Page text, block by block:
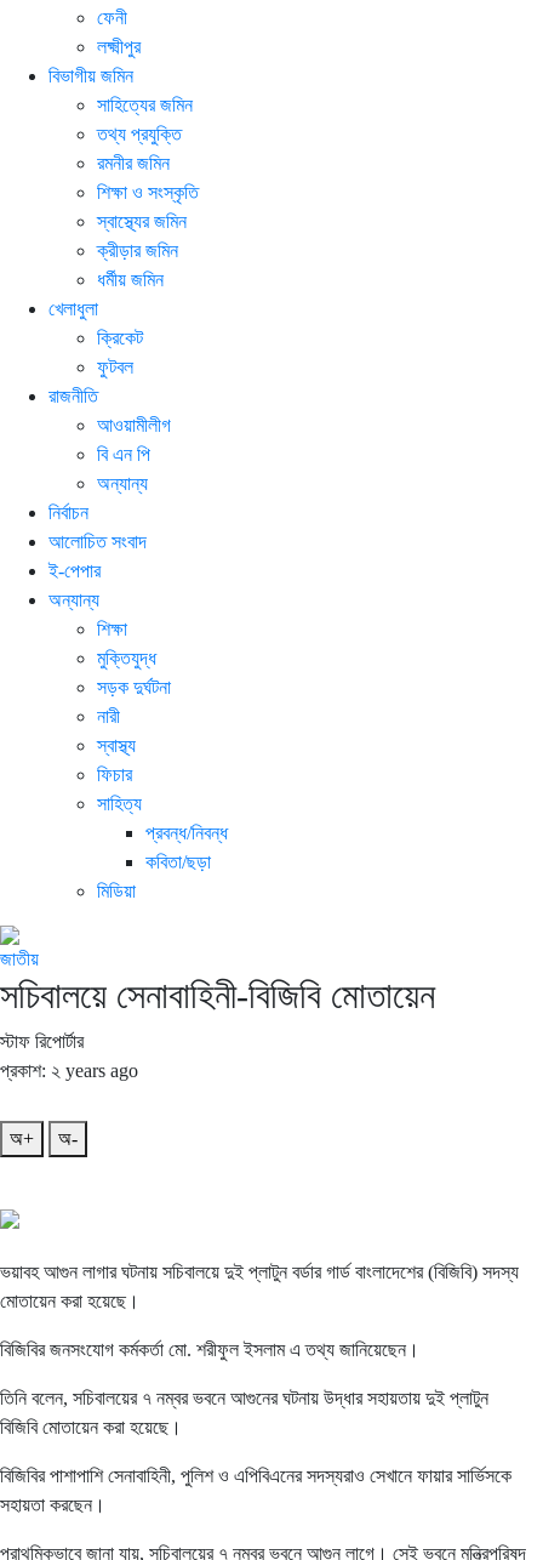
ফেনী
লক্ষ্মীপুর
বিভাগীয় জমিন
সাহিত্যের জমিন
তথ্য প্রযুক্তি
রমনীর জমিন
শিক্ষা ও সংস্কৃতি
স্বাস্থ্যের জমিন
ক্রীড়ার জমিন
ধর্মীয় জমিন
খেলাধুলা
ক্রিকেট
ফুটবল
রাজনীতি
আওয়ামীলীগ
বি এন পি
অন্যান্য
নির্বাচন
আলোচিত সংবাদ
ই-পেপার
অন্যান্য
শিক্ষা
মুক্তিযুদ্ধ
সড়ক দুর্ঘটনা
নারী
স্বাস্থ্য
ফিচার
সাহিত্য
প্রবন্ধ/নিবন্ধ
কবিতা/ছড়া
মিডিয়া
জাতীয়
সচিবালয়ে সেনাবাহিনী-বিজিবি মোতায়েন
স্টাফ রিপোর্টার
প্রকাশ: ২ years ago
অ+ অ-
ভয়াবহ আগুন লাগার ঘটনায় সচিবালয়ে দুই প্লাটুন বর্ডার গার্ড বাংলাদেশের (বিজিবি) সদস্য
মোতায়েন করা হয়েছে।
বিজিবির জনসংযোগ কর্মকর্তা মো. শরীফুল ইসলাম এ তথ্য জানিয়েছেন।
তিনি বলেন, সচিবালয়ের ৭ নম্বর ভবনে আগুনের ঘটনায় উদ্ধার সহায়তায় দুই প্লাটুন
বিজিবি মোতায়েন করা হয়েছে।
বিজিবির পাশাপাশি সেনাবাহিনী, পুলিশ ও এপিবিএনের সদস্যরাও সেখানে ফায়ার সার্ভিসকে
সহায়তা করছেন।
প্রাথমিকভাবে জানা যায়, সচিবালয়ের ৭ নম্বর ভবনে আগুন লাগে। সেই ভবনে মন্ত্রিপরিষদ